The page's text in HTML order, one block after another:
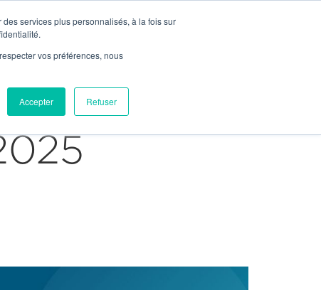
services plus personnalisés, à la fois sur
vos préférences, nous
Accepter Refuser
Join Us Contact News  Contact